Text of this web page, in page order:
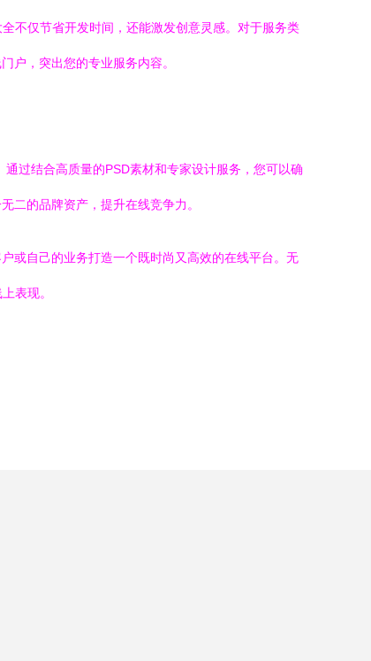
不仅节省开发时间，还能激发创意灵感。对于服务类
户，突出您的专业服务内容。
过结合高质量的PSD素材和专家设计服务，您可以确
二的品牌资产，提升在线竞争力。
或自己的业务打造一个既时尚又高效的在线平台。无
表现。